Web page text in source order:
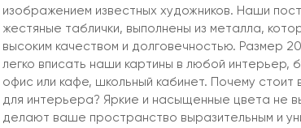
изображением известных художников. Наши
жестяные таблички, выполнены из металла,
высоким качеством и долговечностью. Размер
легко вписать наши картины в любой интерьер,
офис или кафе, школьный кабинет. Почему
для интерьера? Яркие и насыщенные цвета не
делают ваше пространство выразительным и